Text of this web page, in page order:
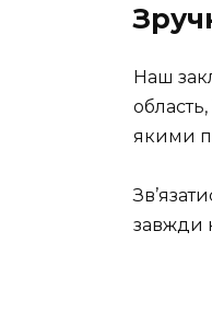
Наш
якими
завжди